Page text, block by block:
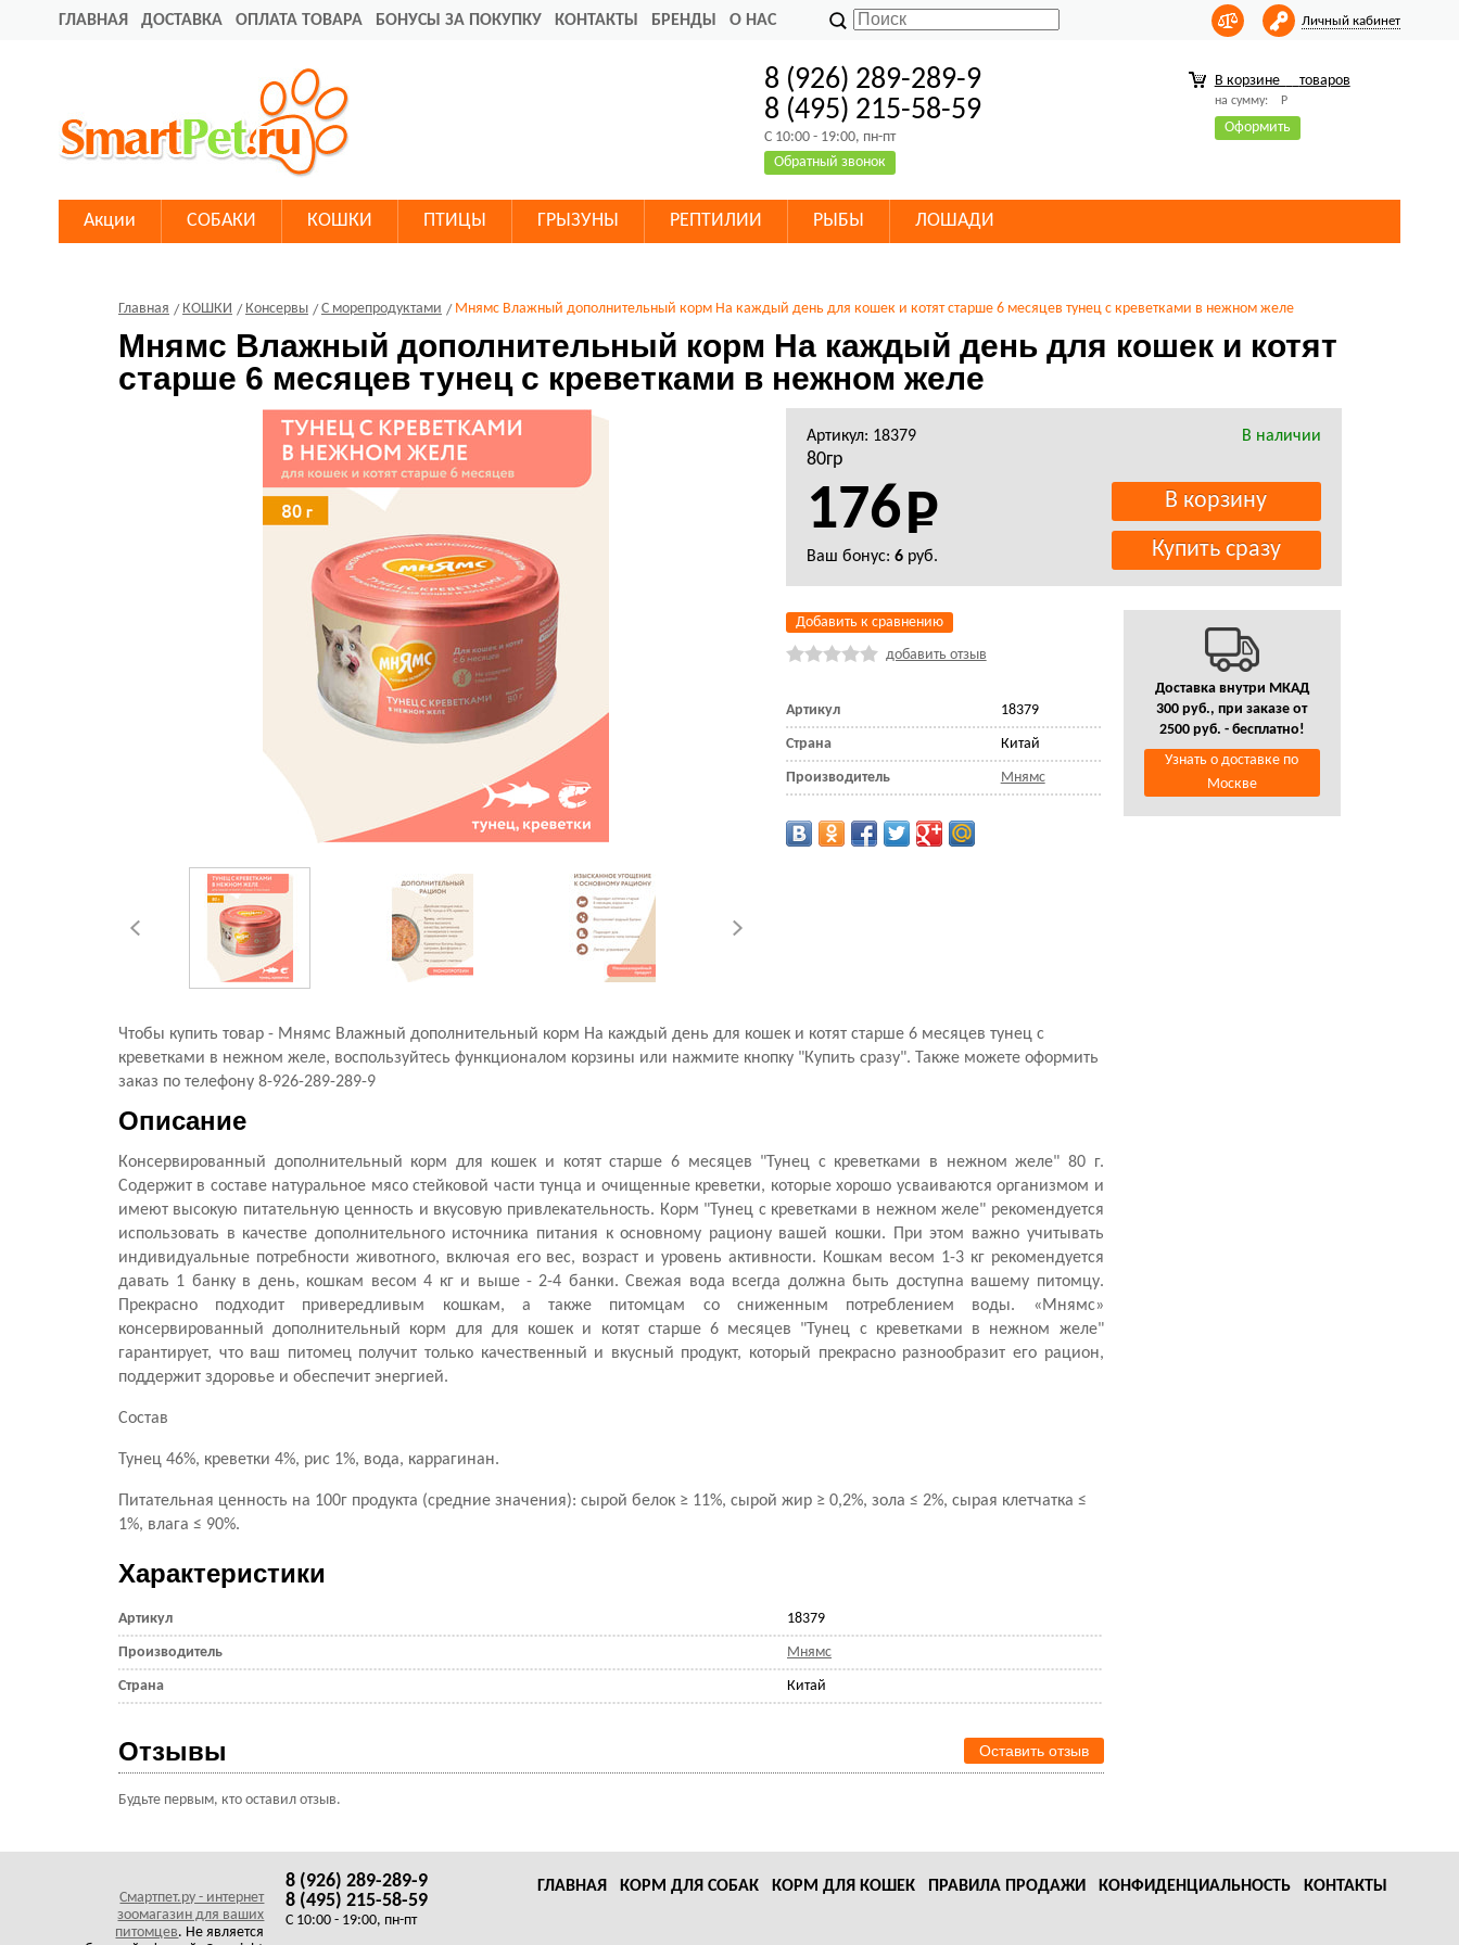
ГЛАВНАЯ ДОСТАВКА ОПЛАТА ТОВАРА БОНУСЫ ЗА ПОКУПКУ КОНТАКТЫ БРЕНДЫ О НАС Личный кабинет
8 (926) 289-289-9
8 (495) 215-58-59
C 10:00 - 19:00, пн-пт
Обратный звонок
В корзине товаров
на сумму: Р
Оформить
Акции СОБАКИ КОШКИ ПТИЦЫ ГРЫЗУНЫ РЕПТИЛИИ РЫБЫ ЛОШАДИ
Главная КОШКИ Консервы С морепродуктами Мнямс Влажный дополнительный корм На каждый день для кошек и котят старше 6 месяцев тунец с креветками в нежном желе
Мнямс Влажный дополнительный корм На каждый день для кошек и котят
старше 6 месяцев тунец с креветками в нежном желе
Артикул: 18379 В наличии
80гр
176
Ваш бонус: 6руб.
Добавить к сравнению
добавить отзыв
Артикул 18379
Страна Китай
Производитель Мнямс
Чтобы купить товар - Мнямс Влажный дополнительный корм На каждый день для кошек и котят старше 6 месяцев тунец с
креветками в нежном желе, воспользуйтесь функционалом корзины или нажмите кнопку "Купить сразу". Также можете оформить
заказ по телефону 8-926-289-289-9
Описание
Консервированный дополнительный корм для кошек и котят старше 6 месяцев "Тунец с креветками в нежном желе" 80 г.
Содержит в составе натуральное мясо стейковой части тунца и очищенные креветки, которые хорошо усваиваются организмом и
имеют высокую питательную ценность и вкусовую привлекательность. Корм "Тунец с креветками в нежном желе" рекомендуется
использовать в качестве дополнительного источника питания к основному рациону вашей кошки. При этом важно учитывать
индивидуальные потребности животного, включая его вес, возраст и уровень активности. Кошкам весом 1-3 кг рекомендуется
давать 1 банку в день, кошкам весом 4 кг и выше - 2-4 банки. Свежая вода всегда должна быть доступна вашему питомцу.
Прекрасно подходит привередливым кошкам, а также питомцам со сниженным потреблением воды. «Мнямс»
консервированный дополнительный корм для для кошек и котят старше 6 месяцев "Тунец с креветками в нежном желе"
гарантирует, что ваш питомец получит только качественный и вкусный продукт, который прекрасно разнообразит его рацион,
поддержит здоровье и обеспечит энергией.
Состав
Тунец 46%, креветки 4%, рис 1%, вода, каррагинан.
Питательная ценность на 100г продукта (средние значения): сырой белок ≥ 11%, сырой жир ≥ 0,2%, зола ≤ 2%, сырая клетчатка ≤
1%, влага ≤ 90%.
Характеристики
Артикул 18379
Производитель Мнямс
Страна Китай
Отзывы Оставить отзыв
Будьте первым, кто оставил отзыв.
Доставка внутри МКАД
300 руб., при заказе от
2500 руб. - бесплатно!
Узнать о доставке по
Москве
Смартпет.ру - интернет
зоомагазин для ваших
питомцев. Не является
8 (926) 289-289-9
8 (495) 215-58-59
C 10:00 - 19:00, пн-пт
ГЛАВНАЯ КОРМ ДЛЯ СОБАК КОРМ ДЛЯ КОШЕК ПРАВИЛА ПРОДАЖИ КОНФИДЕНЦИАЛЬНОСТЬ КОНТАКТЫ